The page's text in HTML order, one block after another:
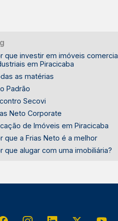
que investir em imóveis
em Piracicaba
as matérias
Padrão
Secovi
Neto Corporate
de Imóveis em Piracicaba
que a Frias Neto é a melhor
que alugar com uma imobiliária?